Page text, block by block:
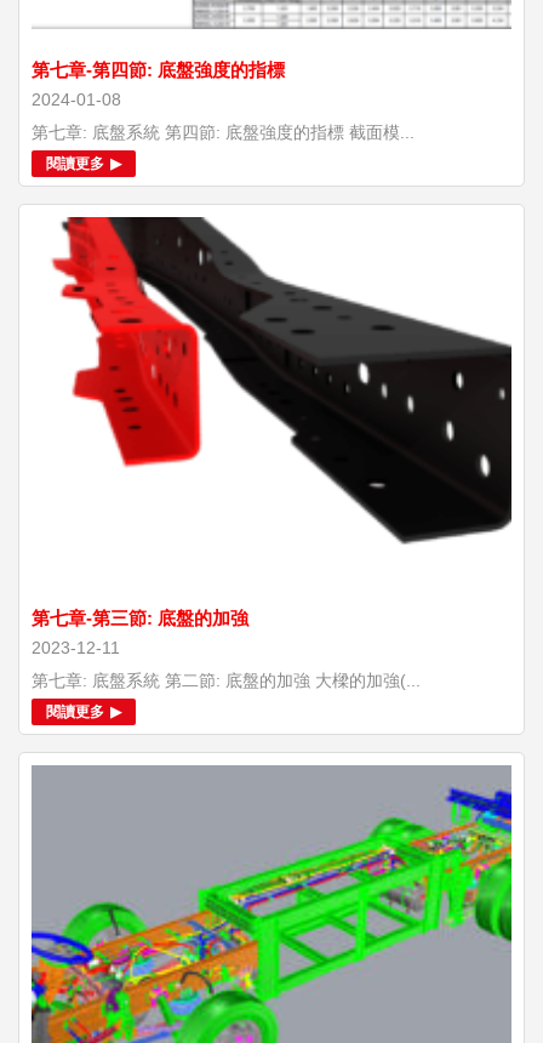
第七章-第四節: 底盤強度的指標
2024-01-08
第七章: 底盤系統 第四節: 底盤強度的指標 截面模...
閱讀更多
第七章-第三節: 底盤的加強
2023-12-11
第七章: 底盤系統 第二節: 底盤的加強 大樑的加強(...
閱讀更多